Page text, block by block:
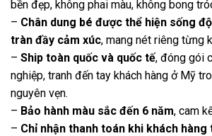
bền đẹp, không phai màu, không bong
– Chân dung bé được thể hiện sống
tràn đầy cảm xúc, mang nét riêng từng
– Ship toàn quốc và quốc tế, đóng gói
nghiệp, tranh đến tay khách hàng ở Mỹ
nguyên vẹn.
– Bảo hành màu sắc đến 6 năm, cam
– Chỉ nhận thanh toán khi khách